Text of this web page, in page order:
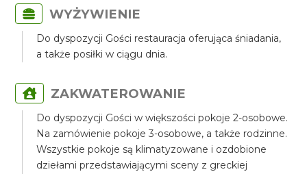
WYŻYWIENIE
Do dyspozycji Gości restauracja oferująca śniadania,
a także posiłki w ciągu dnia.
ZAKWATEROWANIE
Do dyspozycji Gości w większości pokoje 2-osobowe.
Na zamówienie pokoje 3-osobowe, a także rodzinne.
Wszystkie pokoje są klimatyzowane i ozdobione
dziełami przedstawiającymi sceny z greckiej